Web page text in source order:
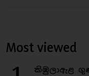
Most viewed
කිඹුලාඇළ